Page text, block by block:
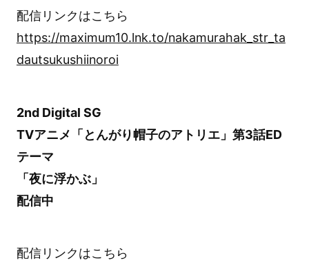
配信リンクはこちら
https://maximum10.lnk.to/nakamurahak_str_ta
dautsukushiinoroi
2nd Digital SG
TVアニメ「とんがり帽子のアトリエ」第3話ED
テーマ
「夜に浮かぶ」
配信中
配信リンクはこちら